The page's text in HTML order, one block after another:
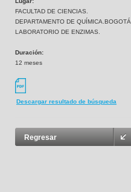
FACULTAD DE CIENCIAS.
DEPARTAMENTO DE QUÍMICA.BOGOTÁ
LABORATORIO DE ENZIMAS.
Duración:
12 meses
Descargar resultado de búsqueda
Regresar